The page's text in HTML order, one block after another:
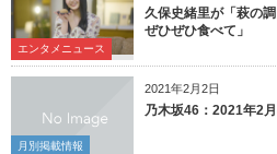
エンタメニュース
久保史緒里が「萩の
ぜひぜひ食べて」
2021年2月2日
月別掲載情報
乃木坂46：2021年2